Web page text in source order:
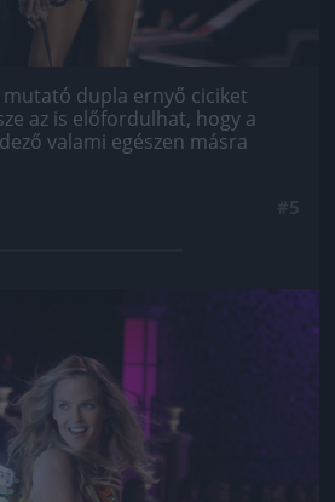
dupla ernyő ciciket
az is előfordulhat, hogy a
valami egészen másra
Jön még kép!